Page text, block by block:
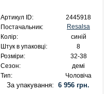
Артикул ID:
2445918
Постачальник:
Resalsa
Колір:
синій
Штук в упаковці:
8
Розміри:
32-38
Сезон:
демі
Тип:
Чоловіча
За упакування:6 956 грн.